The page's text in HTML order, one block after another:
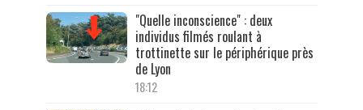
"Quelle inconscience" : deux
individus filmés roulant à
trottinette sur le périphérique près
de Lyon
18:12